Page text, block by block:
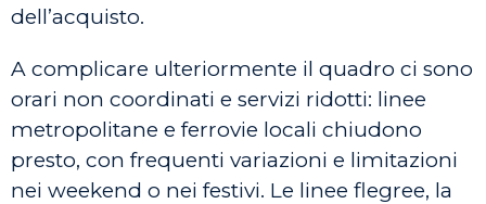
dell’acquisto.
A complicare ulteriormente il quadro ci sono
orari non coordinati e servizi ridotti: linee
metropolitane e ferrovie locali chiudono
presto, con frequenti variazioni e limitazioni
nei weekend o nei festivi. Le linee flegree, la